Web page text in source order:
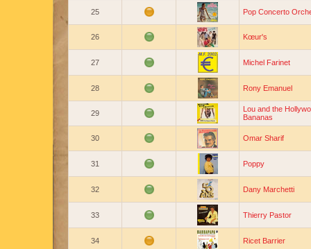
25 Pop Concerto
26 Kœur's
27 Michel Farinet
28 Rony Emanuel
29
Lou and the
Bananas
30 Omar Sharif
31 Poppy
32 Dany Marchetti
33 Thierry Pastor
34 Ricet Barrier